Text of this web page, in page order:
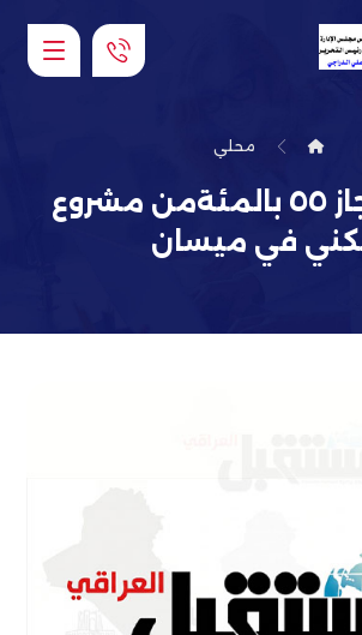
محلي
الاعمار:انجاز ٥٥ بالمئةمن مشروع
في ميسان